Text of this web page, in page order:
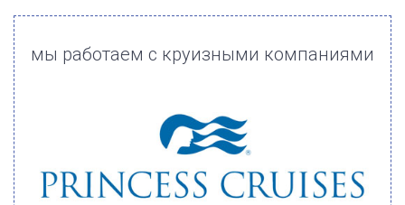
мы работаем с круизными компаниями